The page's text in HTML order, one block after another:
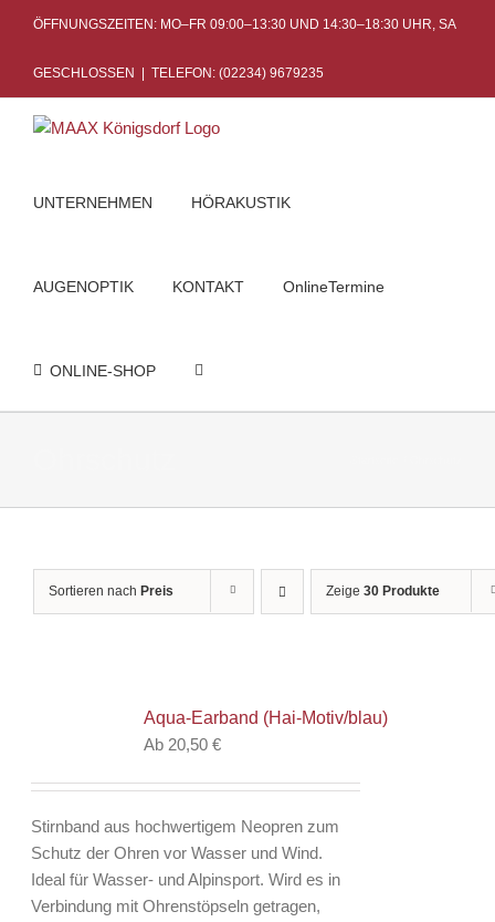
content
ÖFFNUNGSZEITEN: MO–FR 09:00–13:30 UND 14:30–18:30 UHR, SA
GESCHLOSSEN TELEFON: (02234) 9679235
UNTERNEHMEN HÖRAKUSTIK
AUGENOPTIK KONTAKT OnlineTermine
ONLINE-SHOP
Sortieren nach Preis Zeige 30 Produkte
Aqua-Earband (Hai-Motiv/blau)
Ab 20,50€
Stirnband aus hochwertigem Neopren zum
Schutz der Ohren vor Wasser und Wind.
Ideal für Wasser- und Alpinsport. Wird es in
Verbindung mit Ohrenstöpseln getragen,